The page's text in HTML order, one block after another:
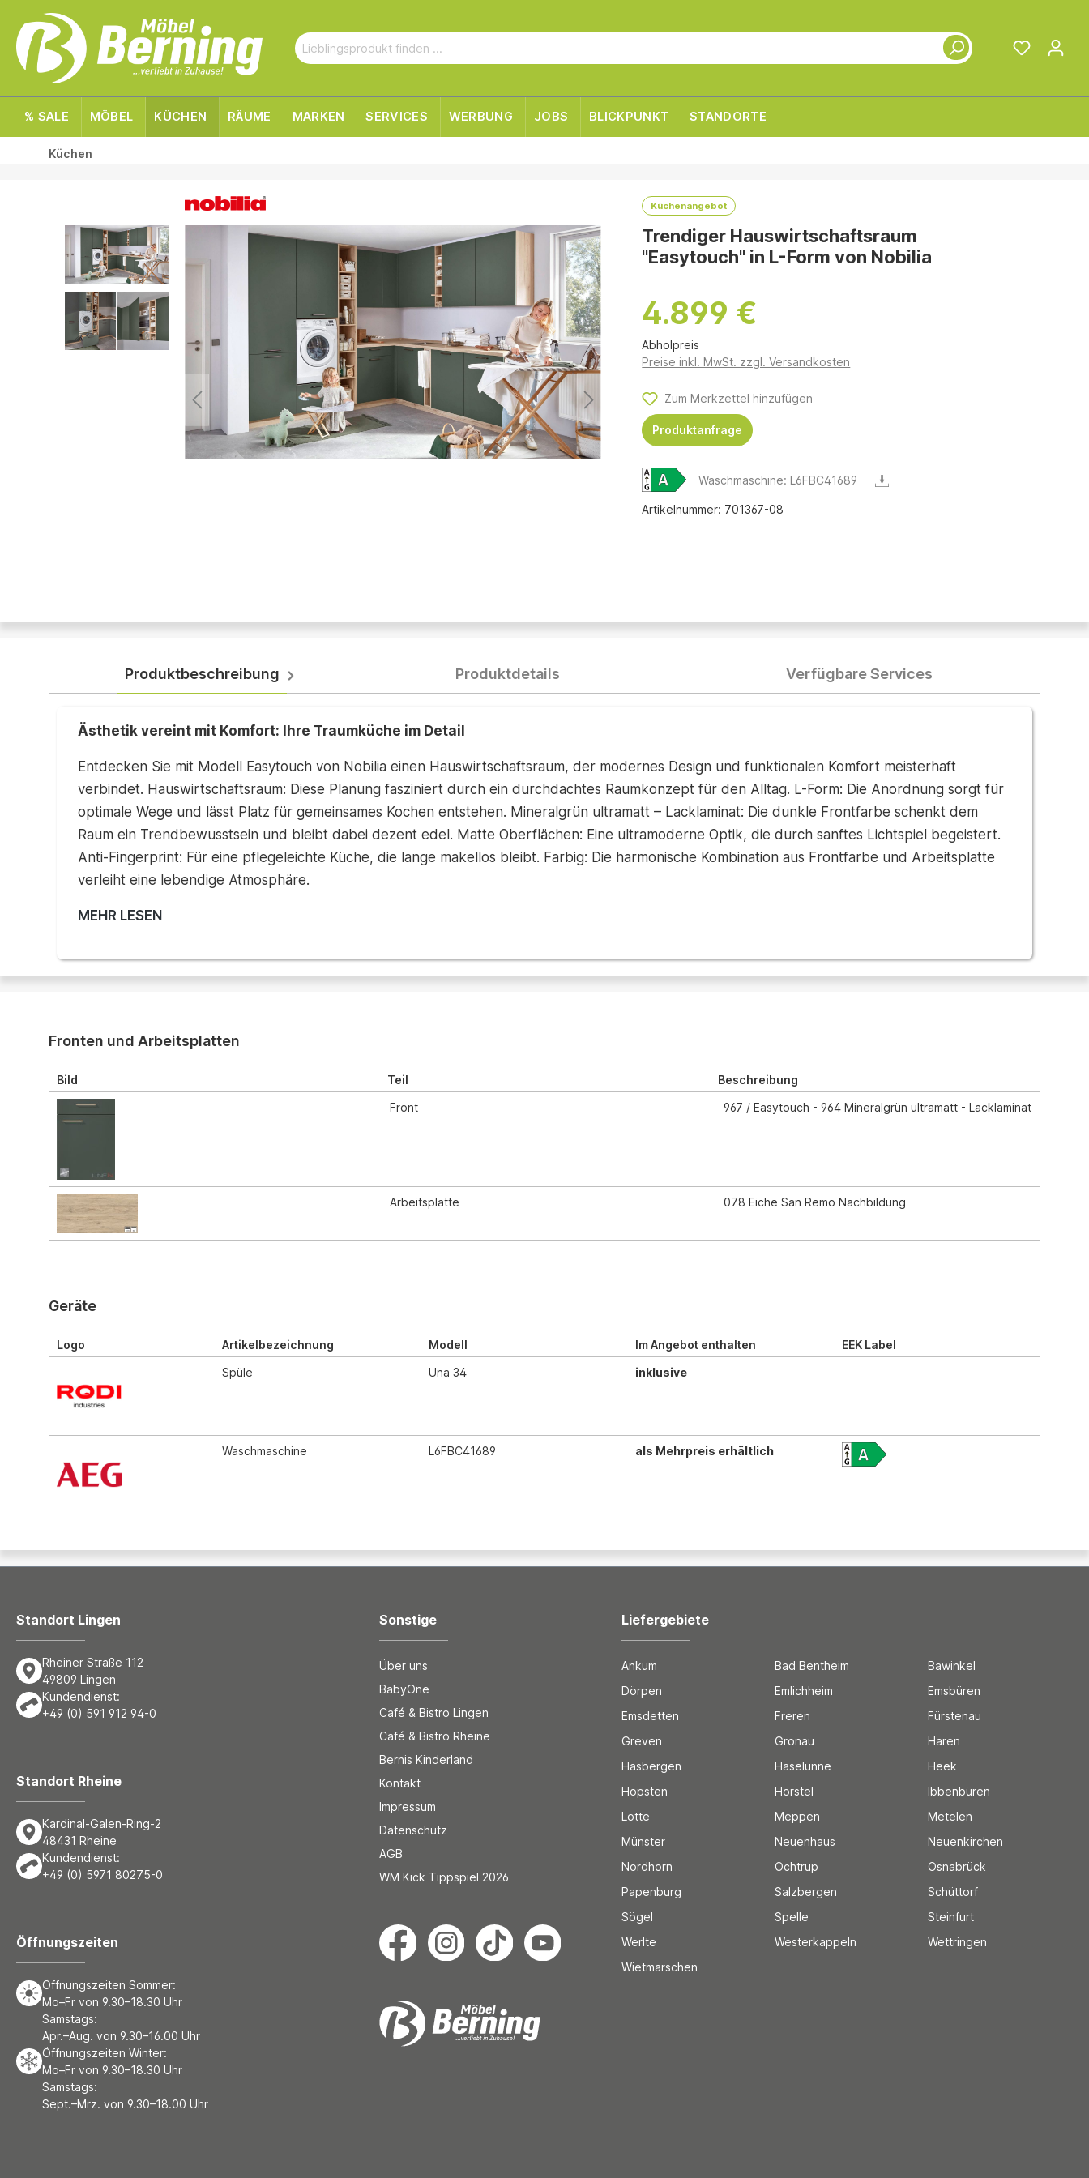
% SALE MÖBEL KÜCHEN RÄUME MARKEN SERVICES WERBUNG JOBS BLICKPUNKT STANDORTE
Küchen
Küchenangebot
Trendiger Hauswirtschaftsraum
"Easytouch" in L-Form von Nobilia
4.899 €
Abholpreis
Preise inkl. MwSt. zzgl. Versandkosten
Zum Merkzettel hinzufügen
Produktanfrage
Waschmaschine: L6FBC41689
Artikelnummer: 701367-08
Produktbeschreibung Produktdetails Verfügbare Services
Ästhetik vereint mit Komfort: Ihre Traumküche im Detail
Entdecken Sie mit Modell Easytouch von Nobilia einen Hauswirtschaftsraum, der modernes Design und funktionalen Komfort meisterhaft
verbindet. Hauswirtschaftsraum: Diese Planung fasziniert durch ein durchdachtes Raumkonzept für den Alltag. L-Form: Die Anordnung sorgt für
optimale Wege und lässt Platz für gemeinsames Kochen entstehen. Mineralgrün ultramatt – Lacklaminat: Die dunkle Frontfarbe schenkt dem
Raum ein Trendbewusstsein und bleibt dabei dezent edel. Matte Oberflächen: Eine ultramoderne Optik, die durch sanftes Lichtspiel begeistert.
Anti-Fingerprint: Für eine pflegeleichte Küche, die lange makellos bleibt. Farbig: Die harmonische Kombination aus Frontfarbe und Arbeitsplatte
verleiht eine lebendige Atmosphäre.
MEHR LESEN
Fronten und Arbeitsplatten
Bild Teil
Beschreibung
Front
967 / Easytouch - 964 Mineralgrün ultramatt - Lacklaminat
Arbeitsplatte 078 Eiche San Remo Nachbildung
Geräte
Logo Artikelbezeichnung Modell Im Angebot enthalten
EEK Label
Spüle
Una 34 inklusive
Waschmaschine L6FBC41689 als Mehrpreis erhältlich
Standort Lingen
Rheiner Straße 112
49809 Lingen
Kundendienst:
+49 (0) 591 912 94-0
Standort Rheine
Kardinal-Galen-Ring-2
48431 Rheine
Kundendienst:
+49 (0) 5971 80275-0
Öffnungszeiten
Öffnungszeiten Sommer:
Mo–Fr von 9.30–18.30 Uhr
Samstags:
Apr.–Aug. von 9.30–16.00 Uhr
Öffnungszeiten Winter:
Mo–Fr von 9.30–18.30 Uhr
Samstags:
Sept.–Mrz. von 9.30–18.00 Uhr
Sonstige
Über uns
BabyOne
Café & Bistro Lingen
Café & Bistro Rheine
Bernis Kinderland
Kontakt
Impressum
Datenschutz
AGB
WM Kick Tippspiel 2026
Liefergebiete
Ankum Bad Bentheim
Bawinkel
Dörpen
Emlichheim
Emsbüren
Emsdetten
Freren
Fürstenau
Greven
Gronau
Haren
Hasbergen
Haselünne
Heek
Hopsten
Hörstel
Ibbenbüren
Lotte
Meppen
Metelen
Münster
Neuenhaus
Neuenkirchen
Nordhorn
Ochtrup
Osnabrück
Papenburg
Salzbergen
Schüttorf
Sögel
Spelle
Steinfurt
Werlte
Westerkappeln
Wettringen
Wietmarschen